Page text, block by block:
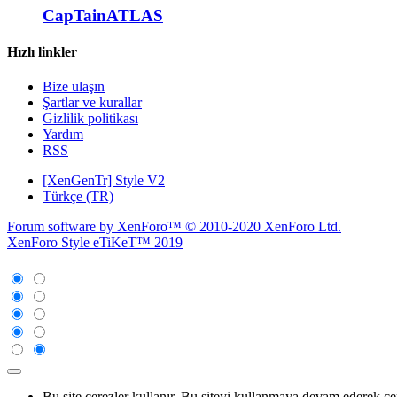
CapTainATLAS
Hızlı linkler
Bize ulaşın
Şartlar ve kurallar
Gizlilik politikası
Yardım
RSS
[XenGenTr] Style V2
Türkçe (TR)
Forum software by XenForo™ © 2010-2020 XenForo Ltd.
XenForo Style eTiKeT™ 2019